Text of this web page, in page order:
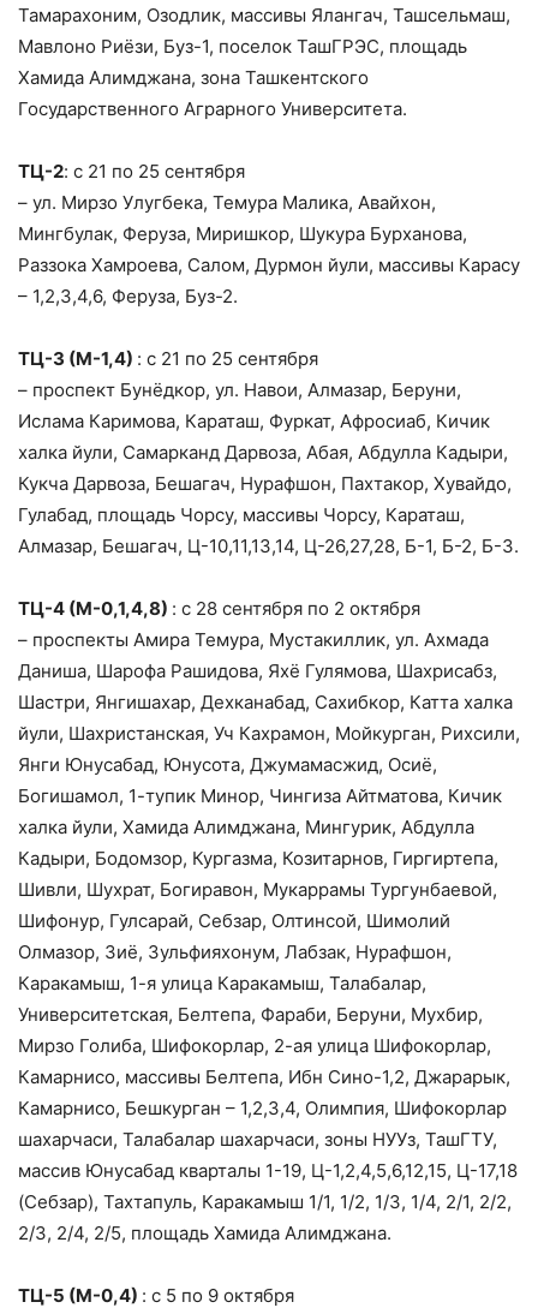
Тамарахоним, Озодлик, массивы Ялангач, Ташсельмаш,
Мавлоно Риёзи, Буз-1, поселок ТашГРЭС, площадь
Хамида Алимджана, зона Ташкентского
Государственного Аграрного Университета.
ТЦ-2: с 21 по 25 сентября
– ул. Мирзо Улугбека, Темура Малика, Авайхон,
Мингбулак, Феруза, Миришкор, Шукура Бурханова,
Раззока Хамроева, Салом, Дурмон йули, массивы Карасу
– 1,2,3,4,6, Феруза, Буз-2.
ТЦ-3 (М-1,4) : с 21 по 25 сентября
– проспект Бунёдкор, ул. Навои, Алмазар, Беруни,
Ислама Каримова, Караташ, Фуркат, Афросиаб, Кичик
халка йули, Самарканд Дарвоза, Абая, Абдулла Кадыри,
Кукча Дарвоза, Бешагач, Нурафшон, Пахтакор, Хувайдо,
Гулабад, площадь Чорсу, массивы Чорсу, Караташ,
Алмазар, Бешагач, Ц-10,11,13,14, Ц-26,27,28, Б-1, Б-2, Б-3.
ТЦ-4 (М-0,1,4,8) : с 28 сентября по 2 октября
– проспекты Амира Темура, Мустакиллик, ул. Ахмада
Даниша, Шарофа Рашидова, Яхё Гулямова, Шахрисабз,
Шастри, Янгишахар, Дехканабад, Сахибкор, Катта халка
йули, Шахристанская, Уч Кахрамон, Мойкурган, Рихсили,
Янги Юнусабад, Юнусота, Джумамасжид, Осиё,
Богишамол, 1-тупик Минор, Чингиза Айтматова, Кичик
халка йули, Хамида Алимджана, Мингурик, Абдулла
Кадыри, Бодомзор, Кургазма, Козитарнов, Гиргиртепа,
Шивли, Шухрат, Богиравон, Мукаррамы Тургунбаевой,
Шифонур, Гулсарай, Себзар, Олтинсой, Шимолий
Олмазор, Зиё, Зульфияхонум, Лабзак, Нурафшон,
Каракамыш, 1-я улица Каракамыш, Талабалар,
Университетская, Белтепа, Фараби, Беруни, Мухбир,
Мирзо Голиба, Шифокорлар, 2-ая улица Шифокорлар,
Камарнисо, массивы Белтепа, Ибн Сино-1,2, Джарарык,
Камарнисо, Бешкурган – 1,2,3,4, Олимпия, Шифокорлар
шахарчаси, Талабалар шахарчаси, зоны НУУз, ТашГТУ,
массив Юнусабад кварталы 1-19, Ц-1,2,4,5,6,12,15, Ц-17,18
(Себзар), Тахтапуль, Каракамыш 1/1, 1/2, 1/3, 1/4, 2/1, 2/2,
2/3, 2/4, 2/5, площадь Хамида Алимджана.
ТЦ-5 (М-0,4) : с 5 по 9 октября